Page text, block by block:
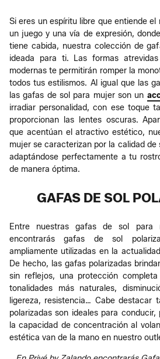
Si eres un espíritu libre que entiende
un juego y una vía de expresión,
tiene cabida, nuestra colección de
ideada para ti. Las formas
modernas te permitirán romper la
todos tus estilismos. Al igual que las
las gafas de sol para mujer son un
irradiar personalidad, con ese toque
proporcionan las lentes oscuras.
que acentúan el atractivo estético,
mujer se caracterizan por la calidad de
adaptándose perfectamente a tu
de manera óptima.
GAFAS DE SOL
Entre nuestras gafas de sol para
encontrarás gafas de sol
ampliamente utilizadas en la
De hecho, las gafas polarizadas
sin reflejos, una protección
tonalidades más naturales,
ligereza, resistencia… Cabe destacar
polarizadas son ideales para
la capacidad de concentración al
estética van de la mano en nuestro